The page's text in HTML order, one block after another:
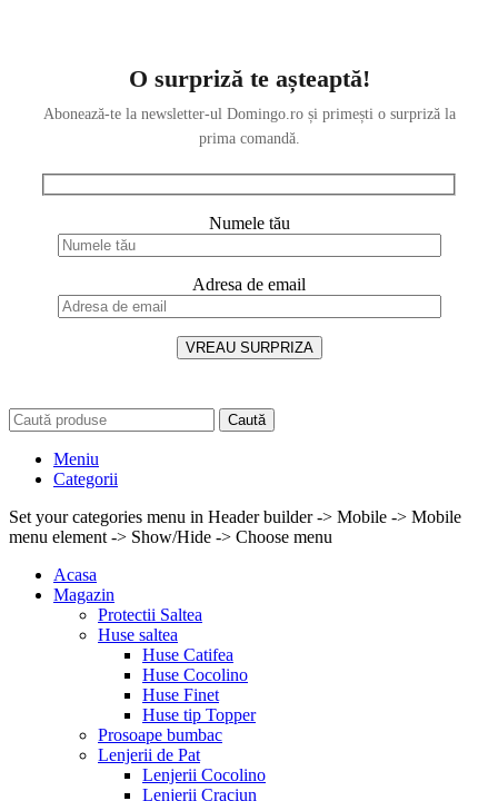
O surpriză te așteaptă!
Abonează-te la newsletter-ul Domingo.ro și primești o surpriză la
prima comandă.
Numele tău
Adresa de email
Caută
Meniu
Categorii
Set your categories menu in Header builder -> Mobile -> Mobile
menu element -> Show/Hide -> Choose menu
Acasa
Magazin
Protectii Saltea
Huse saltea
Huse Catifea
Huse Cocolino
Huse Finet
Huse tip Topper
Prosoape bumbac
Lenjerii de Pat
Lenjerii Cocolino
Lenjerii Craciun